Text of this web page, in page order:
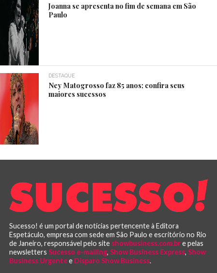
Joanna se apresenta no fim de semana em São
Paulo
DESTAQUE
Ney Matogrosso faz 85 anos; confira seus
maiores sucessos
Sucesso! é um portal de notícias pertencente à Editora
Espetáculo, empresa com sede em São Paulo e escritório no Rio
de Janeiro, responsável pelo site showbusiness.com.bre pelas
newsletters Sucesso e-mailing, Show Business Express, Show
Business Urgentee Disparo Show Business.